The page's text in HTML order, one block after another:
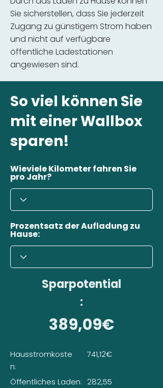
Sie sicherstellen, dass Sie jederzeit
Zugang zu günstigem Strom haben
und nicht auf verfügbare
öffentliche Ladestationen
angewiesen sind.
So viel können Sie
mit einer Wallbox
sparen!
Wieviele Kilometer fahren Sie
pro Jahr?
Prozentsatz der Aufladung zu
Hause:
Sparpotential
:
389,09€
Hausstromkoste
n:
Öffentliches Laden:
741,12€
282,55